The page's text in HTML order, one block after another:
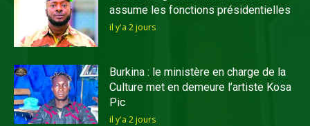
assume les fonctions présidentielles
il y'a 2 jours
Burkina : le ministère en charge de la
Culture met en demeure l’artiste Kosa
Pic
il y'a 2 jours